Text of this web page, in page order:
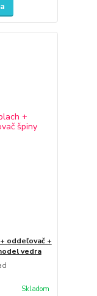
oddeľovač +
vedra
Skladom